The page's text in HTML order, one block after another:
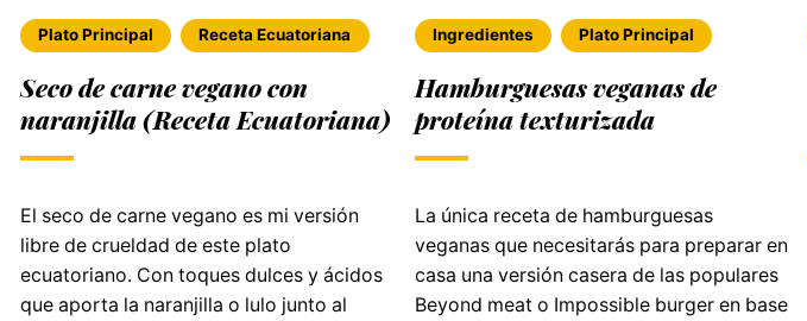
Plato Principal Receta Ecuatoriana
Seco de carne vegano con
naranjilla (Receta Ecuatoriana)
El seco de carne vegano es mi versión
libre de crueldad de este plato
ecuatoriano. Con toques dulces y ácidos
que aporta la naranjilla o lulo junto al
Ingredientes Plato Principal
Hamburguesas veganas de
proteína texturizada
La única receta de hamburguesas
veganas que necesitarás para preparar en
casa una versión casera de las populares
Beyond meat o Impossible burger en base